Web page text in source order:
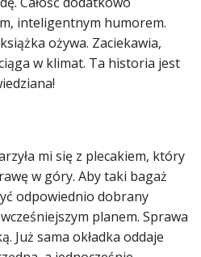
inteligentnym humorem.
ożywa. Zaciekawia,
w klimat. Ta historia jest
mi się z plecakiem, który
w góry. Aby taki bagaż
odpowiednio dobrany
planem. Sprawa
Już sama okładka oddaje